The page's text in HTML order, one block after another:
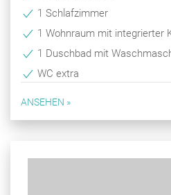
1 Schlafzimmer
1 Wohnraum mit integrierter
1 Duschbad mit
WC extra
ANSEHEN »